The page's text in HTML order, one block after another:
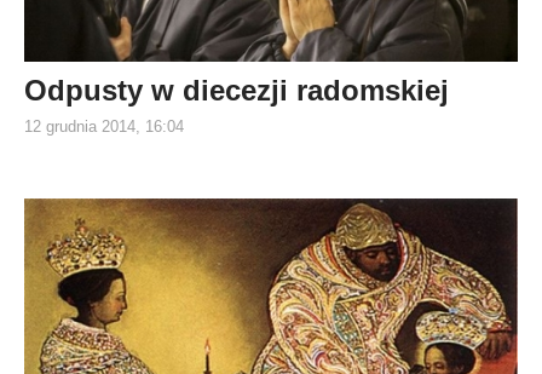
Odpusty w diecezji radomskiej
12 grudnia 2014, 16:04